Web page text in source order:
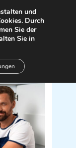
und
Durch
Sie der
Sie in